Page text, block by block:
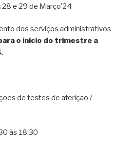
28 e 29 de Março’24
dos serviços administrativos
o início do trimestre a
.
de testes de aferição /
às 18:30